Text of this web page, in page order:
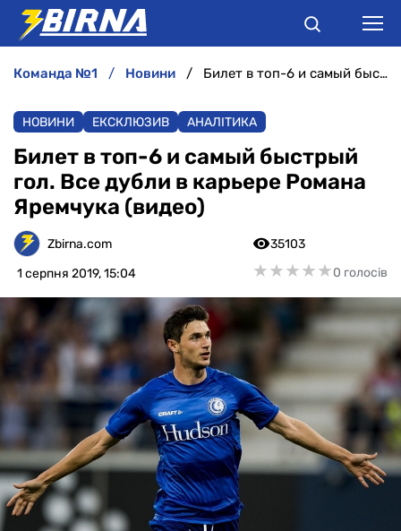
АНАЛІТИКА
ІНТЕРВ'Ю
РІЗНЕ
БУКМЕКЕРИ
команда №1 новини Билет в топ-6 и самый быстрый гол. Все дубли в карьере Романа Яремчука (видео)
НОВИНИ ЕКСКЛЮЗИВ АНАЛІТИКА
Билет в топ-6 и самый быстрый
гол. Все дубли в карьере Романа
Яремчука (видео)
Zbirna.com
1 серпня 2019, 15:04
35103
★★★★★
★★★★★0 голосів